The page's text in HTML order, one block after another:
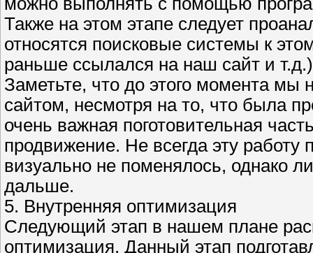
Также на этом этапе следует
относятся поисковые системы к
раньше ссылался на наш сайт и
Заметьте, что до этого момента мы
сайтом, несмотря на то, что была
очень важная поготовительная
продвижение. Не всегда эту работу
визуально не поменялось, однако
дальше.
5. Внутренняя оптимизация
Следующий этап в нашем плане
оптимизация. Данный этап